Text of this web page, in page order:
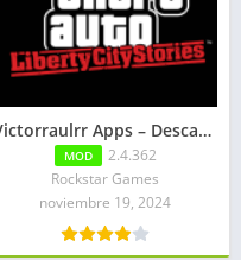
Victorraulrr Apps – Descargar GTA Liberty City Stories APK
MOD
2.4.362
Rockstar Games
noviembre 19, 2024